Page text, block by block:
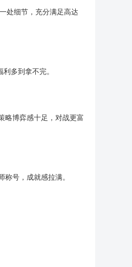
处细节，充分满足高达
多到拿不完。
略博弈感十足，对战更富
号，成就感拉满。